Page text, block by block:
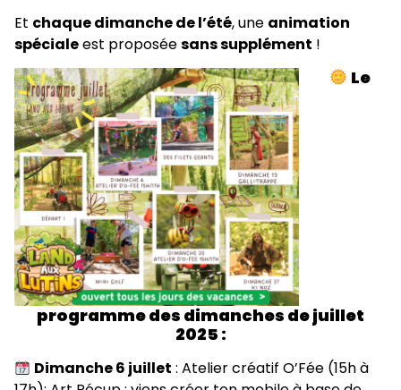
Et chaque dimanche de l’été, une animation
spécialeest proposéesans supplément !
Le
programme des dimanches de juillet
2025 :
Dimanche 6 juillet : Atelier créatif O’Fée (15h à